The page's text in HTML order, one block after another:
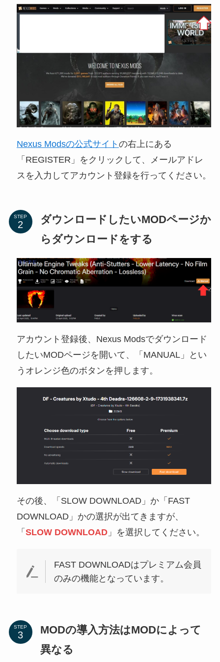
Nexus Modsの公式サイト の右上にある
「REGISTER」をクリックして、メールアドレ
スを入力してアカウント登録を行ってください。
STEP
ダウンロードしたいMODページか
らダウンロードをする
アカウント登録後、Nexus Modsでダウンロード
したいMODページを開いて、「MANUAL」とい
うオレンジ色のボタンを押します。
その後、「SLOW DOWNLOAD」か「FAST
DOWNLOAD」かの選択が出てきますが、
「 SLOW DOWNLOAD」を選択してください。
FAST DOWNLOADはプレミアム会員
のみの機能となっています。
STEP
MODの導入方法はMODによって
異なる